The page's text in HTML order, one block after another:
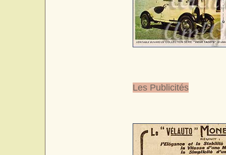
Les Publicités